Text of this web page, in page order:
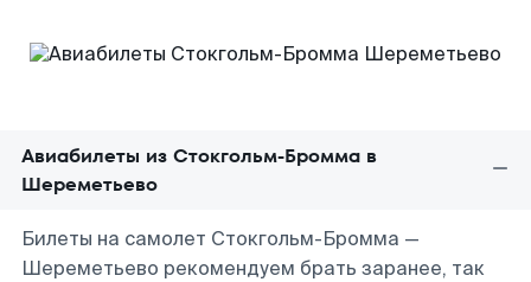
Авиабилеты из Стокгольм-Бромма в
Шереметьево
Билеты на самолет Стокгольм-Бромма —
Шереметьево рекомендуем брать заранее, так